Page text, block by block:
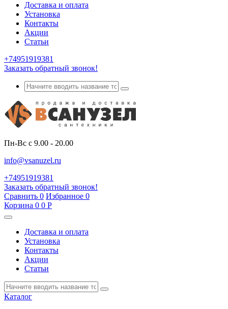
Доставка и оплата
Установка
Контакты
Акции
Статьи
+74951919381
Заказать обратный звонок!
Пн-Вс с 9.00 - 20.00
info@vsanuzel.ru
+74951919381
Заказать обратный звонок!
Сравнить 0 Избранное 0
Корзина 0 0 Р
Доставка и оплата
Установка
Контакты
Акции
Статьи
Каталог